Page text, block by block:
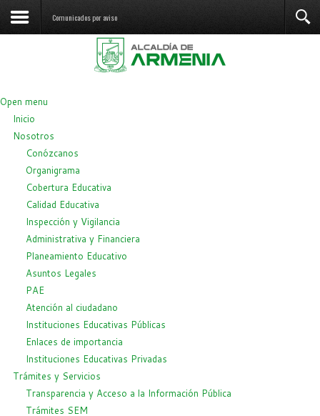
Comunicados por aviso
Open menu
Inicio
Nosotros
Conózcanos
Organigrama
Cobertura Educativa
Calidad Educativa
Inspección y Vigilancia
Administrativa y Financiera
Planeamiento Educativo
Asuntos Legales
PAE
Atención al ciudadano
Instituciones Educativas Públicas
Enlaces de importancia
Instituciones Educativas Privadas
Trámites y Servicios
Transparencia y Acceso a la Información Pública
Trámites SEM